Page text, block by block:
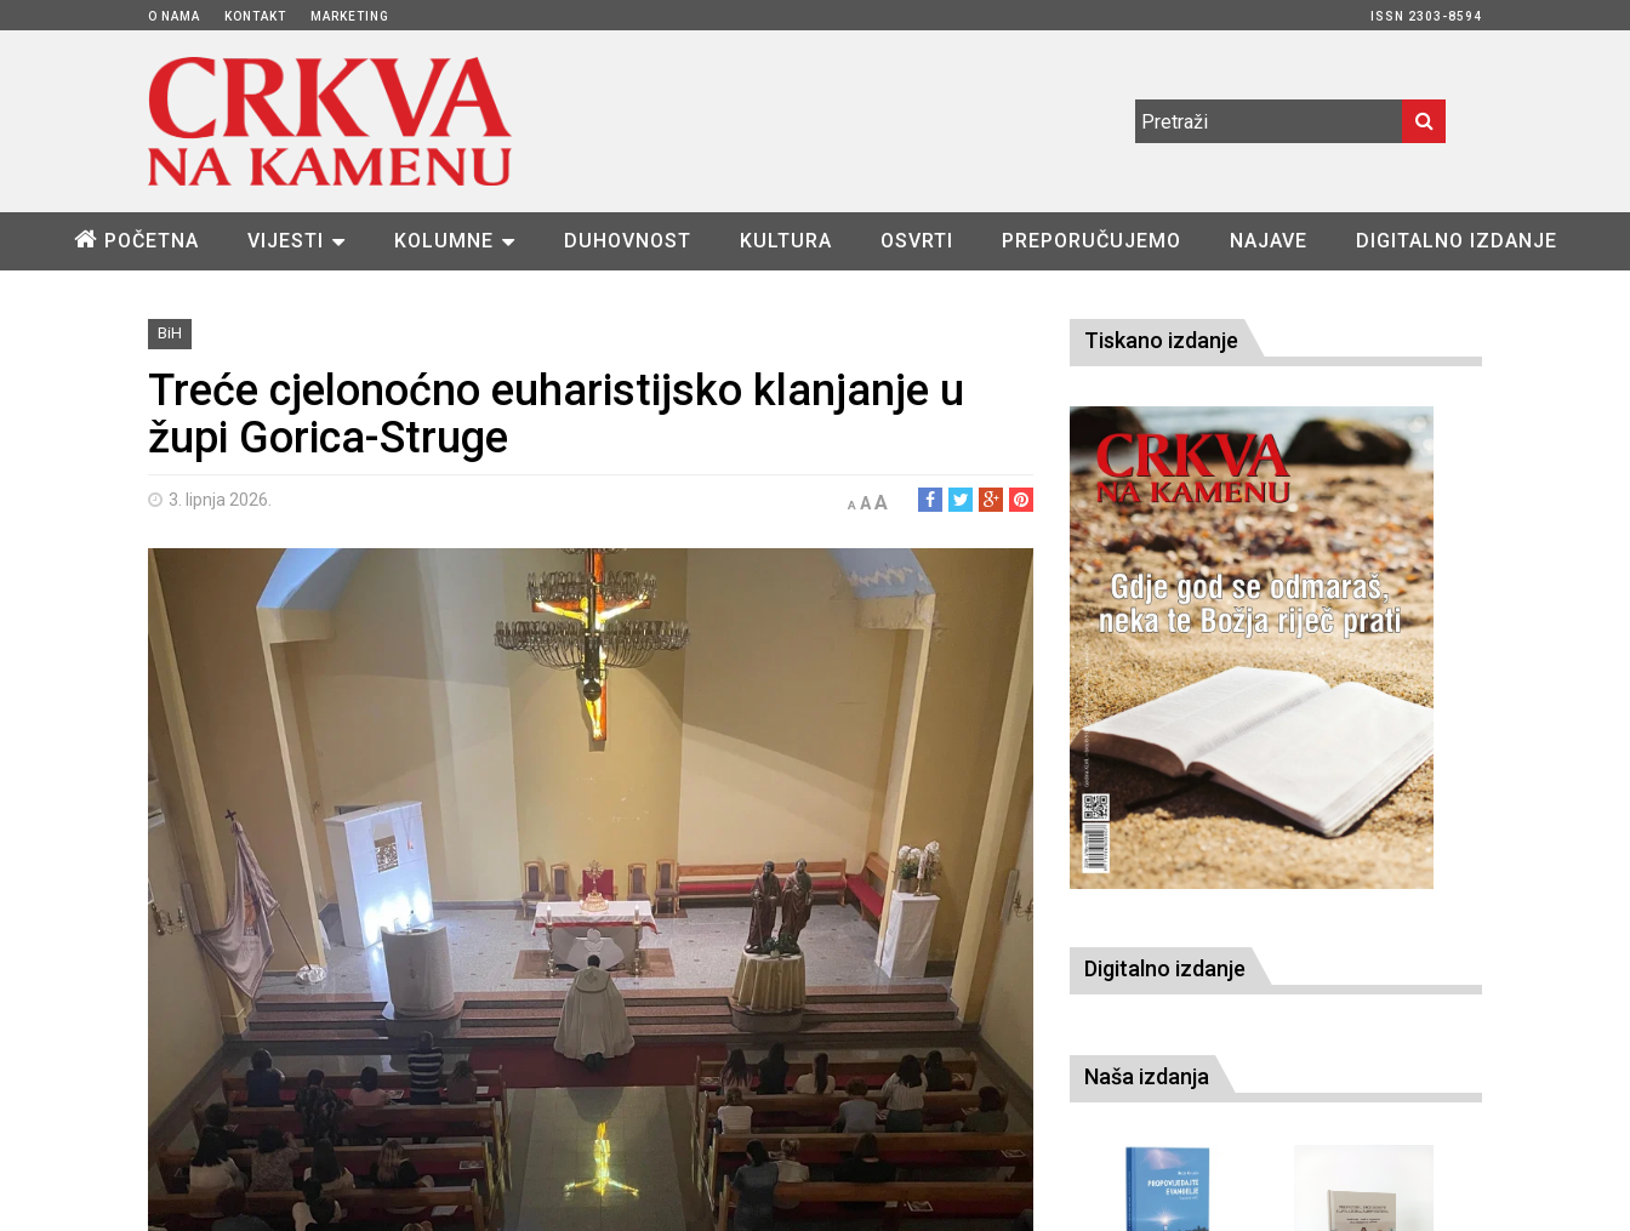
O NAMA KONTAKT MARKETING ISSN 2303-8594
POČETNA VIJESTI KOLUMNE DUHOVNOST KULTURA OSVRTI PREPORUČUJEMO NAJAVE DIGITALNO IZDANJE
BiH
Treće cjelonoćno euharistijsko klanjanje u
župi Gorica-Struge
3. lipnja 2026. A AA
Tiskano izdanje
Digitalno izdanje
Naša izdanja